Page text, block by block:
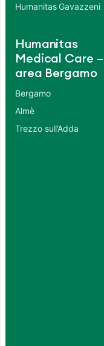
Humanitas Gavazzeni
Humanitas
Medical Care –
area Bergamo
Bergamo
Almè
Trezzo sull’Adda